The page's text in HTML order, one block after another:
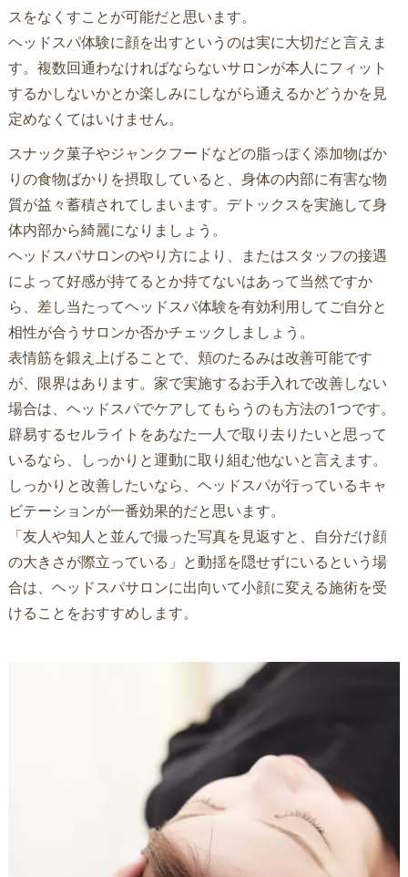
スをなくすことが可能だと思います。
ヘッドスパ体験に顔を出すというのは実に大切だと言えま
す。複数回通わなければならないサロンが本人にフィット
するかしないかとか楽しみにしながら通えるかどうかを見
定めなくてはいけません。
スナック菓子やジャンクフードなどの脂っぽく添加物ばか
りの食物ばかりを摂取していると、身体の内部に有害な物
質が益々蓄積されてしまいます。デトックスを実施して身
体内部から綺麗になりましょう。
ヘッドスパサロンのやり方により、またはスタッフの接遇
によって好感が持てるとか持てないはあって当然ですか
ら、差し当たってヘッドスパ体験を有効利用してご自分と
相性が合うサロンか否かチェックしましょう。
表情筋を鍛え上げることで、頬のたるみは改善可能です
が、限界はあります。家で実施するお手入れで改善しない
場合は、ヘッドスパでケアしてもらうのも方法の1つです。
辟易するセルライトをあなた一人で取り去りたいと思って
いるなら、しっかりと運動に取り組む他ないと言えます。
しっかりと改善したいなら、ヘッドスパが行っているキャ
ビテーションが一番効果的だと思います。
「友人や知人と並んで撮った写真を見返すと、自分だけ顔
の大きさが際立っている」と動揺を隠せずにいるという場
合は、ヘッドスパサロンに出向いて小顔に変える施術を受
けることをおすすめします。